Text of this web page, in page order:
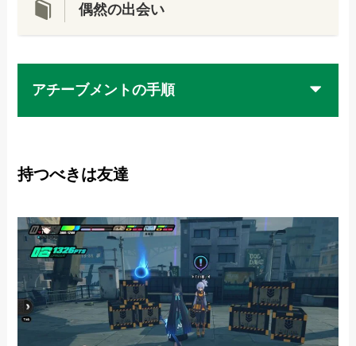
偶然の出会い
アチーブメントの手順
持つべきは友達